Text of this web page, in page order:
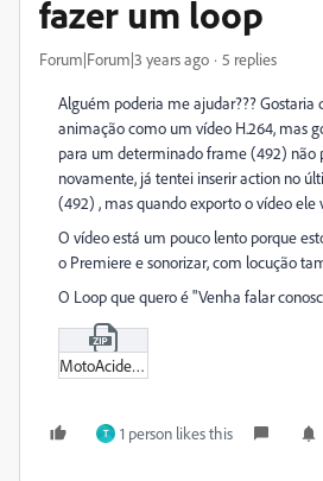
fazer um loop
Forum|Forum|3 years ago 5 replies
Alguém poderia me ajudar??? Gostaria
animação como um vídeo H.264, mas
para um determinado frame (492) não
novamente, já tentei inserir action no
(492) , mas quando exporto o vídeo ele
O vídeo está um pouco lento porque
o Premiere e sonorizar, com locução
O Loop que quero é "Venha falar
MotoAcidente.zip
T 1 person likes this